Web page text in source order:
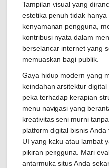
Tampilan visual yang
estetika penuh tidak
kenyamanan pengguna,
kontribusi nyata dalam
berselancar internet yang
memuaskan bagi publik.
Gaya hidup modern yang
keindahan arsitektur
peka terhadap kerapian
menu navigasi yang
kreativitas seni murni
platform digital bisnis
UI yang kaku atau lambat
pikiran pengguna. Mari
antarmuka situs Anda